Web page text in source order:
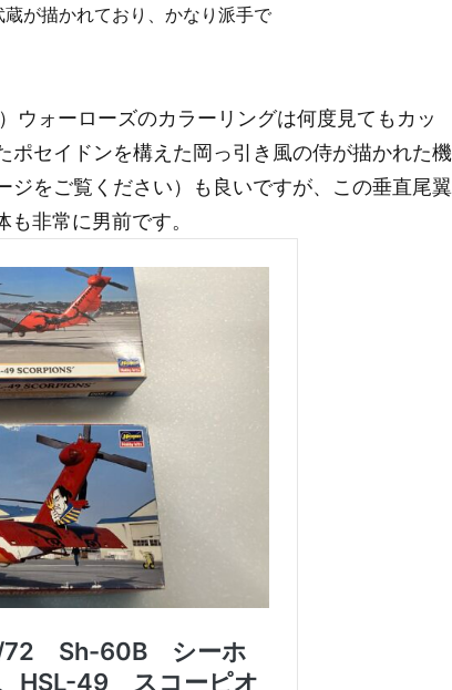
が描かれており、かなり派手で
ウォーローズのカラーリングは何度見てもカッ
セイドンを構えた岡っ引き風の侍が描かれた機
をご覧ください）も良いですが、この垂直尾翼
非常に男前です。